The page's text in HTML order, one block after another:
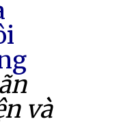
và